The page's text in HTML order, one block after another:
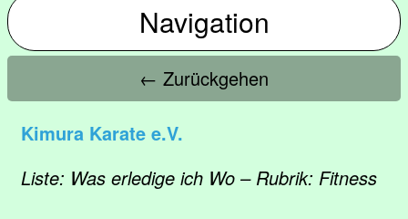
Navigation
← Zurückgehen
Kimura Karate e.V.
Liste: Was erledige ich Wo – Rubrik: Fitness